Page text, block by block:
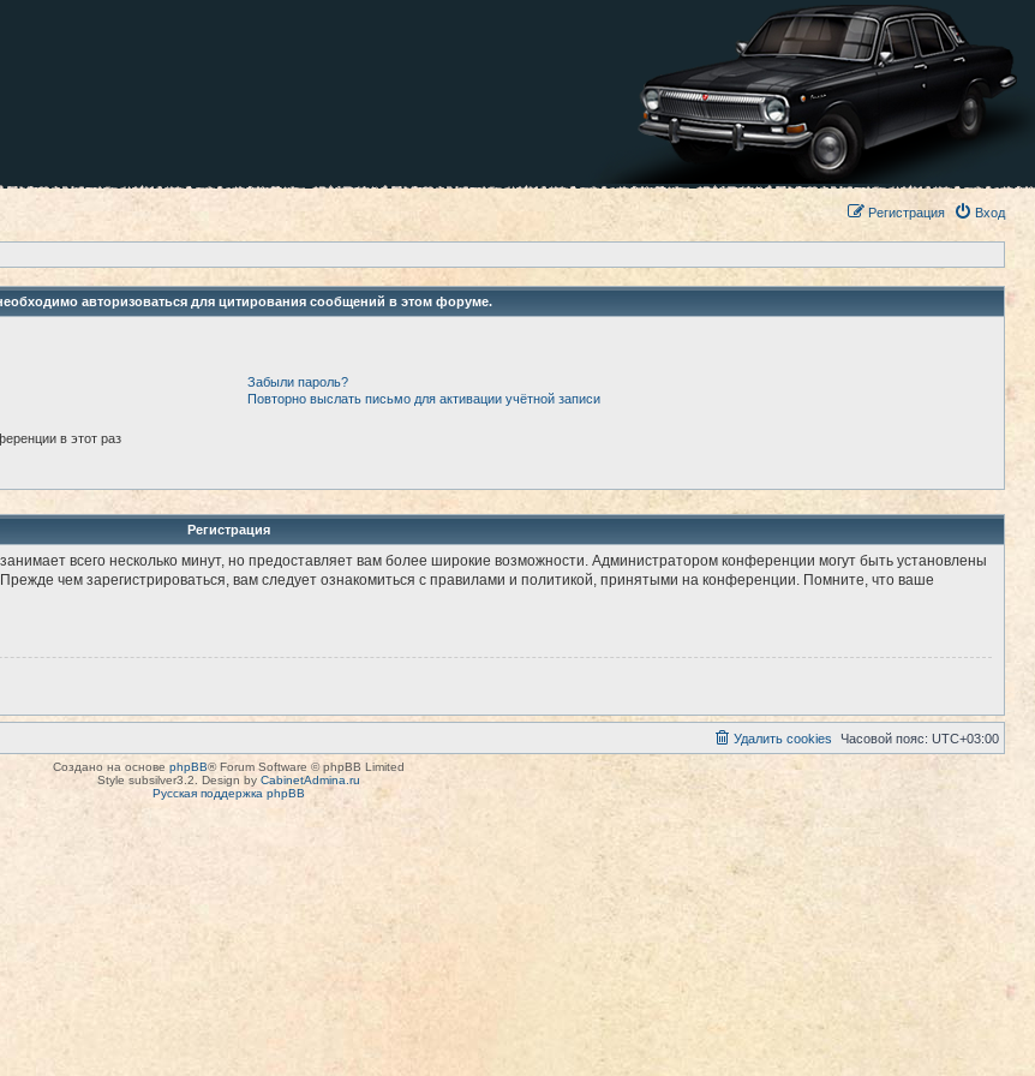
Вход
Регистрация
авторизоваться для цитирования сообщений в этом форуме.
Забыли пароль?
Повторно выслать письмо для активации учётной записи
в этот раз
Регистрация
всего несколько минут, но предоставляет вам более широкие возможности. Администратором конференции могут быть установлены
чем зарегистрироваться, вам следует ознакомиться с правилами и политикой, принятыми на конференции. Помните, что ваше
Часовой пояс: UTC+03:00
Удалить cookies
Создано на основе phpBB® Forum Software © phpBB Limited
Style subsilver3.2. Design by CabinetAdmina.ru
Русская поддержка phpBB